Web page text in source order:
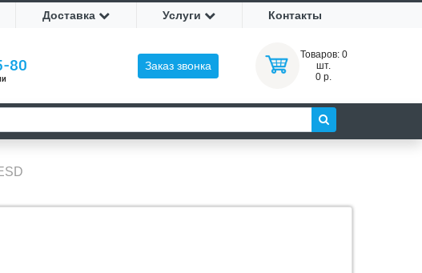
Доставка Услуги Контакты
80 Заказ звонка
Товаров: 0
шт.
0 р.